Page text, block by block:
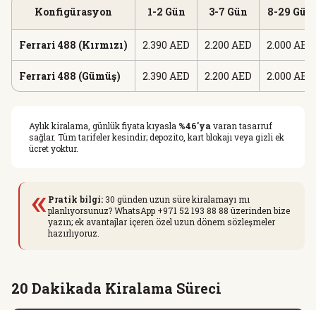
Konfigürasyon 1-2 Gün 3-7 Gün 8-29 Gün
Ferrari 488 (Kırmızı) 2.390 AED 2.200 AED 2.000 AED
Ferrari 488 (Gümüş) 2.390 AED 2.200 AED 2.000 AED
Aylık kiralama, günlük fiyata kıyasla %46'yavaran tasarruf
sağlar. Tüm tarifeler kesindir; depozito, kart blokajı veya gizli ek
ücret yoktur.
«Pratik bilgi:30 günden uzun süre kiralamayı mı
planlıyorsunuz? WhatsApp +971 52 193 88 88 üzerinden bize
yazın; ek avantajlar içeren özel uzun dönem sözleşmeler
hazırlıyoruz.
20 Dakikada Kiralama Süreci